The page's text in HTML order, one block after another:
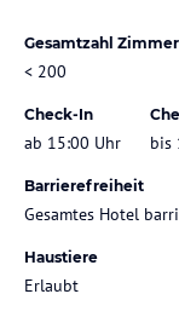
Gesamtzahl Zimmer
< 200
Check-In
ab 15:00 Uhr bis
Barrierefreiheit
Gesamtes Hotel
Haustiere
Erlaubt